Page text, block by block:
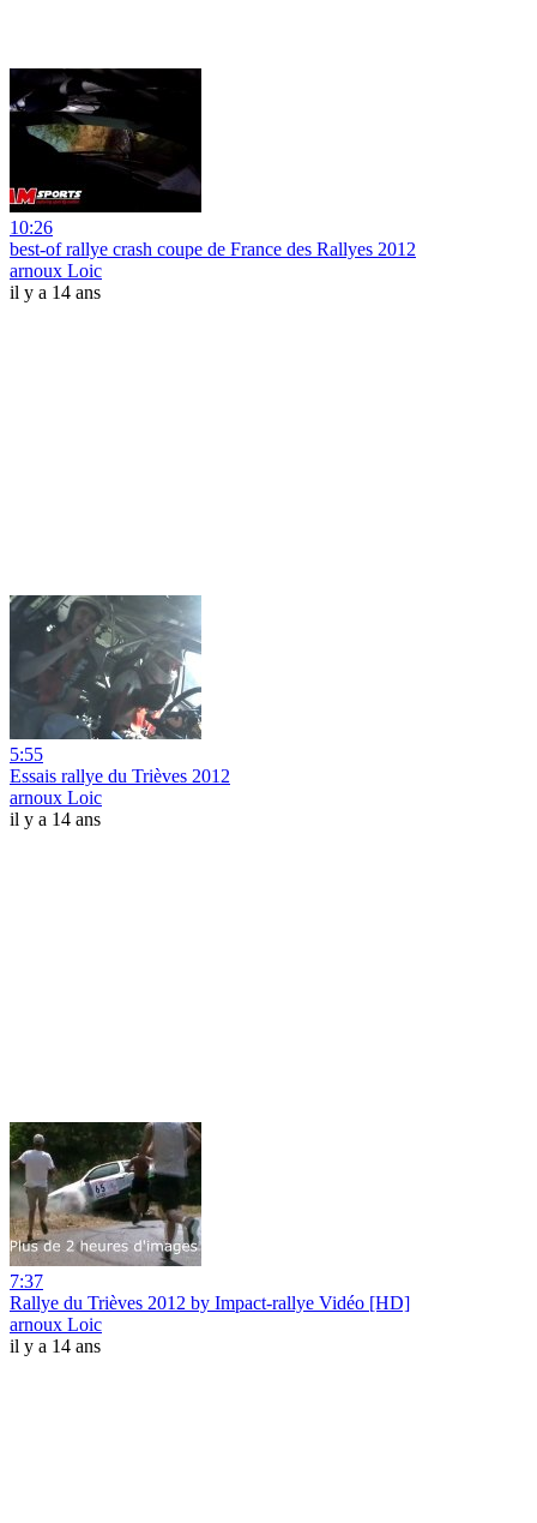
10:26
best-of rallye crash coupe de France des Rallyes 2012
arnoux Loic
il y a 14 ans
5:55
Essais rallye du Trièves 2012
arnoux Loic
il y a 14 ans
7:37
Rallye du Trièves 2012 by Impact-rallye Vidéo [HD]
arnoux Loic
il y a 14 ans